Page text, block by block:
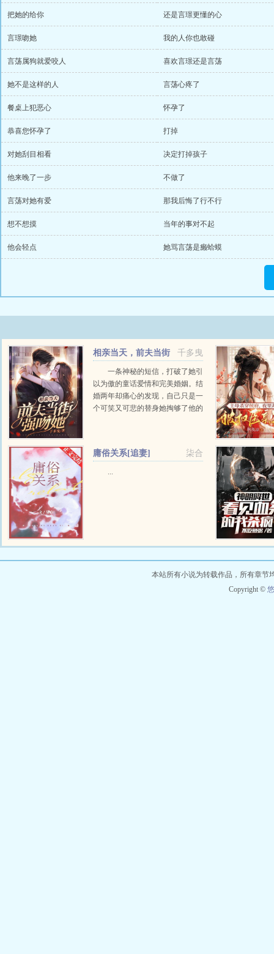
把她的给你 还是言璟更懂的心
言璟吻她 我的人你也敢碰
言荡属狗就爱咬人 喜欢言璟还是言荡
她不是这样的人 言荡心疼了
餐桌上犯恶心 怀孕了
恭喜您怀孕了 打掉
对她刮目相看 决定打掉孩子
他来晚了一步 不做了
言荡对她有爱 那我后悔了行不行
想不想摸 当年的事对不起
他会轻点 她骂言荡是癞蛤蟆
千多曳
相亲当天，前夫当街
强吻她一条神秘的短信，打破了她引
以为傲的童话爱情和完美婚姻。结
婚两年却痛心的发现，自己只是一
个可笑又可悲的替身她掏够了他的
柒合
庸俗关系[追妻]
...
本站所有小说为转载作品，所有章节
Copyright ©